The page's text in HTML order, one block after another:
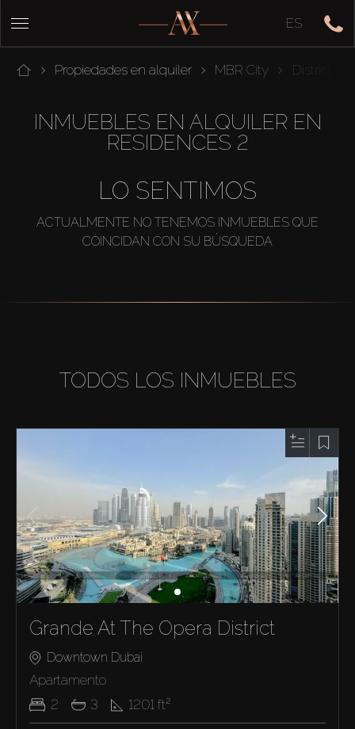
ES
Propiedades en alquiler MBR City District
INMUEBLES EN ALQUILER EN
RESIDENCES 2
LO SENTIMOS
ACTUALMENTE NO TENEMOS INMUEBLES QUE
COINCIDAN CON SU BÚSQUEDA
TODOS LOS INMUEBLES
Grande At The Opera District
Downtown Dubai
Apartamento
2
3 1201 ft²